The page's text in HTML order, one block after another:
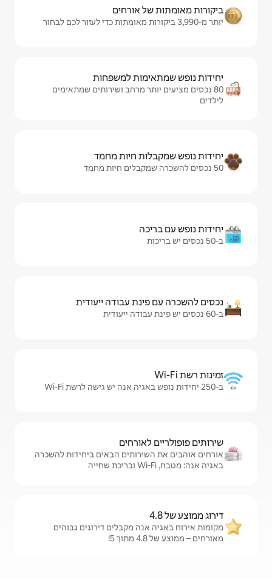
אורחים
למשפחות
מרחב ושירותים שמתאימים
חיות מחמד
עבודה ייעודית
הבאים ביחידות להשכרה
מקבלים דירוגים גבוהים